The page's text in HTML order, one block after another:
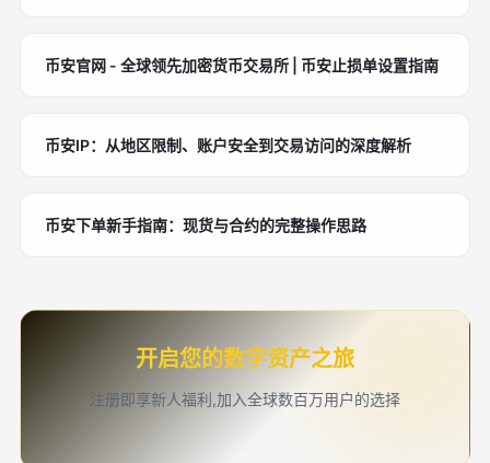
币安官网 - 全球领先加密货币交易所 | 币安止损单设置指南
币安IP：从地区限制、账户安全到交易访问的深度解析
币安下单新手指南：现货与合约的完整操作思路
开启您的数字资产之旅
注册即享新人福利,加入全球数百万用户的选择